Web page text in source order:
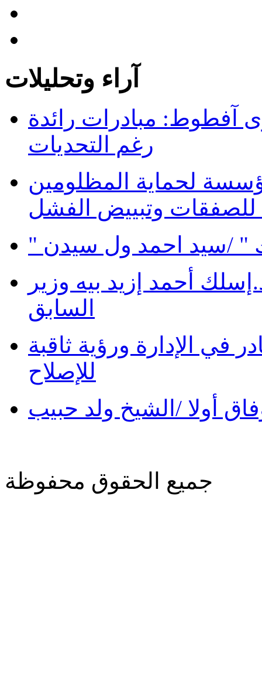
آراء وتحليلات
آفطوط: مبادرات رائدة
رغم التحديات
لحماية المظلومين
للصفقات وتبييض الفشل
" /سيد احمد ول سيدن
أحمد إزيد بيه وزير
السابق
في الإدارة ورؤية ثاقبة
للإصلاح
أولا /الشيخ ولد حبيب
جميع الحقوق محفوظة